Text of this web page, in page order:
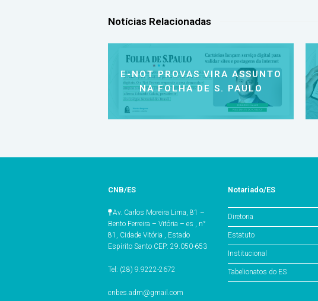
Notícias Relacionadas
E-NOT PROVAS VIRA ASSUNTO
NA FOLHA DE S. PAULO
CNB/ES
Av. Carlos Moreira Lima, 81 –
Bento Ferreira – Vitória – es , n°
81, Cidade Vitória , Estado
Espírito Santo CEP: 29.050-653
Tel: (28) 9.9222-2672
cnbes.adm@gmail.com
Notariado/ES
Diretoria
Estatuto
Institucional
Tabelionatos do ES